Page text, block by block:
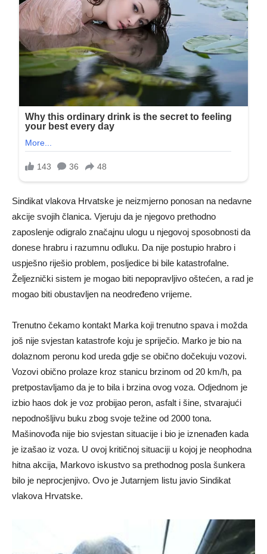
Sindikat vlakova Hrvatske je neizmjerno ponosan na nedavne
akcije svojih članica. Vjeruju da je njegovo prethodno
zaposlenje odigralo značajnu ulogu u njegovoj sposobnosti da
donese hrabru i razumnu odluku. Da nije postupio hrabro i
uspješno riješio problem, posljedice bi bile katastrofalne.
Željeznički sistem je mogao biti nepopravljivo oštećen, a rad je
mogao biti obustavljen na neodređeno vrijeme.
Trenutno čekamo kontakt Marka koji trenutno spava i možda
još nije svjestan katastrofe koju je spriječio. Marko je bio na
dolaznom peronu kod ureda gdje se obično dočekuju vozovi.
Vozovi obično prolaze kroz stanicu brzinom od 20 km/h, pa
pretpostavljamo da je to bila i brzina ovog voza. Odjednom je
izbio haos dok je voz probijao peron, asfalt i šine, stvarajući
nepodnošljivu buku zbog svoje težine od 2000 tona.
Mašinovođa nije bio svjestan situacije i bio je iznenađen kada
je izašao iz voza. U ovoj kritičnoj situaciji u kojoj je neophodna
hitna akcija, Markovo iskustvo sa prethodnog posla šunkera
bilo je neprocjenjivo. Ovo je Jutarnjem listu javio Sindikat
vlakova Hrvatske.